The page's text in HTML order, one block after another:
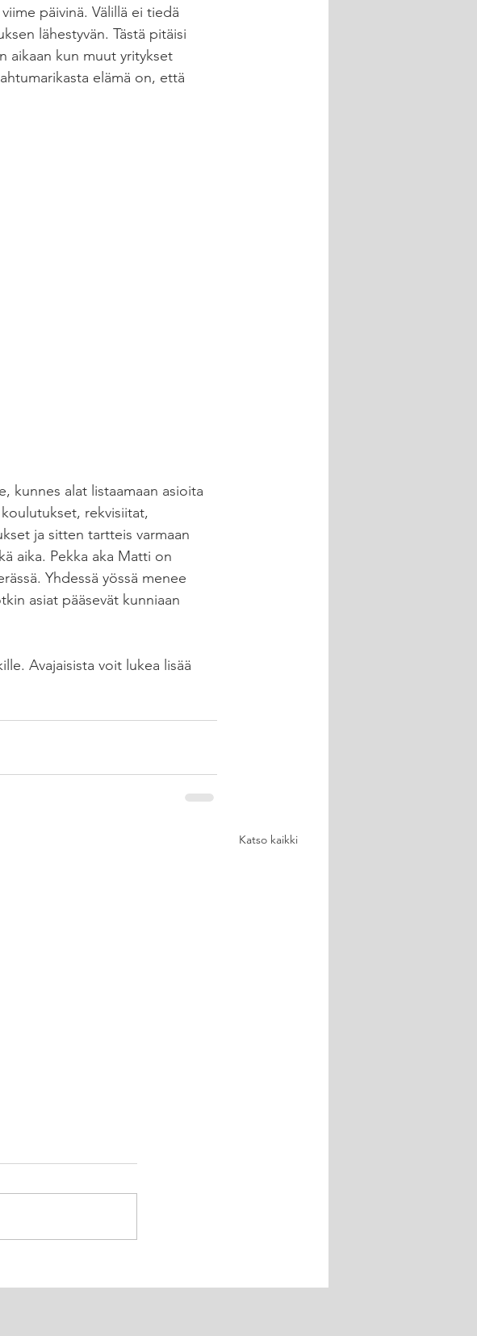
päivinä. Välillä ei tiedä
lähestyvän. Tästä pitäisi
aikaan kun muut yritykset
elämä on, että
kunnes alat listaamaan asioita
rekvisiitat,
ja sitten tartteis varmaan
aika. Pekka aka Matti on
Yhdessä yössä menee
asiat pääsevät kunniaan
Avajaisista voit lukea lisää
Katso kaikki